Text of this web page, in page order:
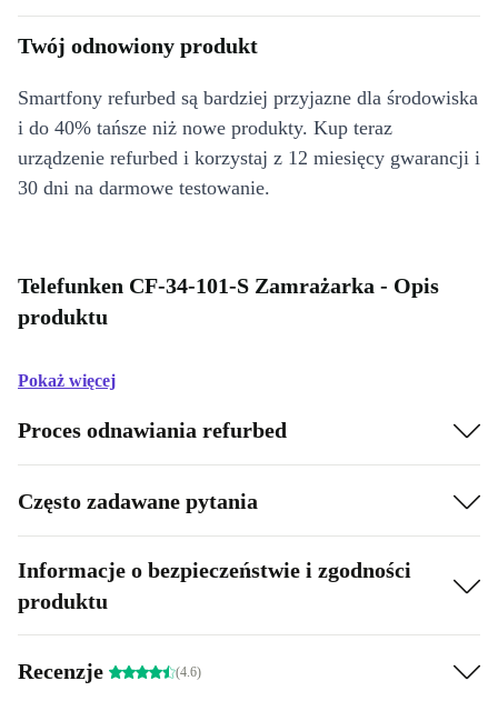
Twój odnowiony produkt
Smartfony refurbed są bardziej przyjazne dla środowiska
i do 40% tańsze niż nowe produkty. Kup teraz
urządzenie refurbed i korzystaj z 12 miesięcy gwarancji i
30 dni na darmowe testowanie.
Telefunken CF-34-101-S Zamrażarka - Opis
produktu
Pokaż więcej
Proces odnawiania refurbed
Często zadawane pytania
Informacje o bezpieczeństwie i zgodności
produktu
Recenzje (4.6)